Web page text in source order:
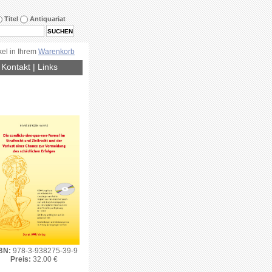
Titel Antiquariat
in Ihrem Warenkorb
Kontakt| Links
978-3-938275-39-9
Preis: 32.00 €